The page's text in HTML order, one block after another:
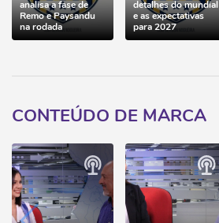
analisa a fase de
Remo e Paysandu
na rodada
detalhes do mundial
e as expectativas
para 2027
CONTEÚDO DE MARCA